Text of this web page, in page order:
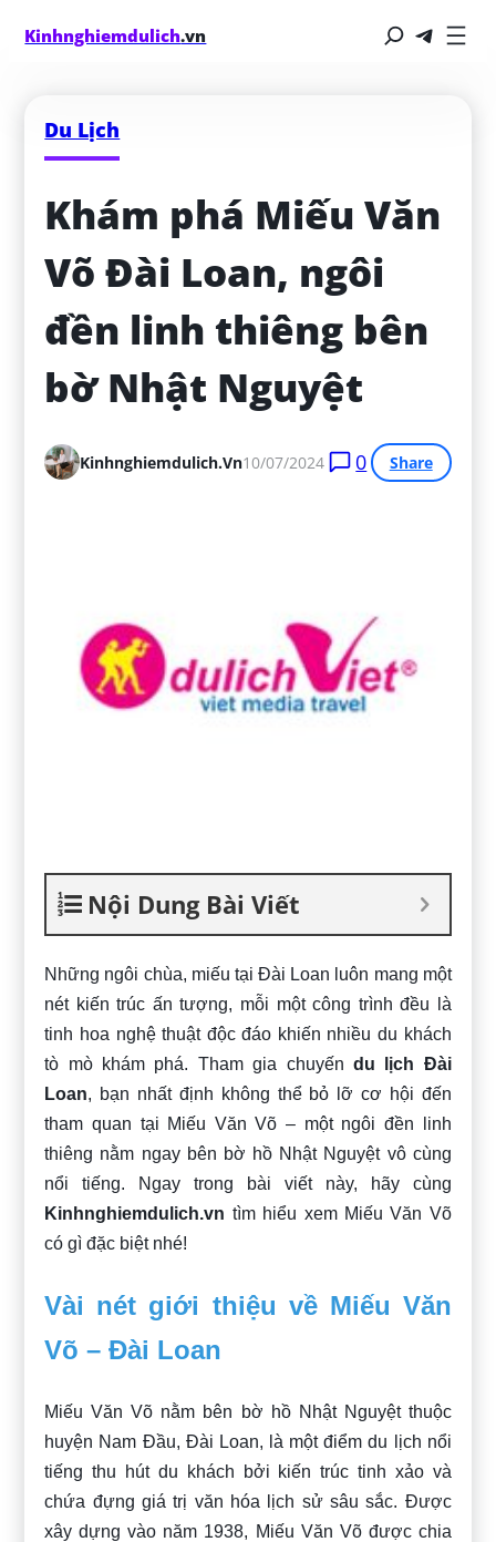
Kinhnghiemdulich.vn
Du Lịch
Khám phá Miếu Văn
Võ Đài Loan, ngôi
đền linh thiêng bên
bờ Nhật Nguyệt
Kinhnghiemdulich.vn10/07/2024 0 Share
Nội Dung Bài Viết
Những ngôi chùa, miếu tại Đài Loan luôn mang một
nét kiến trúc ấn tượng, mỗi một công trình đều là
tinh hoa nghệ thuật độc đáo khiến nhiều du khách
tò mò khám phá. Tham gia chuyến du lịch Đài
Loan, bạn nhất định không thể bỏ lỡ cơ hội đến
tham quan tại Miếu Văn Võ – một ngôi đền linh
thiêng nằm ngay bên bờ hồ Nhật Nguyệt vô cùng
nổi tiếng. Ngay trong bài viết này, hãy cùng
Kinhnghiemdulich.vn tìm hiểu xem Miếu Văn Võ
có gì đặc biệt nhé!
Vài nét giới thiệu về Miếu Văn
Võ – Đài Loan
Miếu Văn Võ nằm bên bờ hồ Nhật Nguyệt thuộc
huyện Nam Đầu, Đài Loan, là một điểm du lịch nổi
tiếng thu hút du khách bởi kiến trúc tinh xảo và
chứa đựng giá trị văn hóa lịch sử sâu sắc. Được
xây dựng vào năm 1938, Miếu Văn Võ được chia